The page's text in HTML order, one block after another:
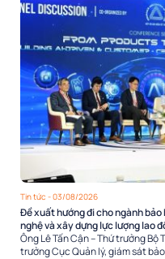
Tin tức - 03/08/2026
Đề xuất hướng đi cho ngành
nghệ và xây dựng lực lượng lao
Ông Lê Tấn Cận – Thứ trưởng Bộ
trưởng Cục Quản lý, giám sát